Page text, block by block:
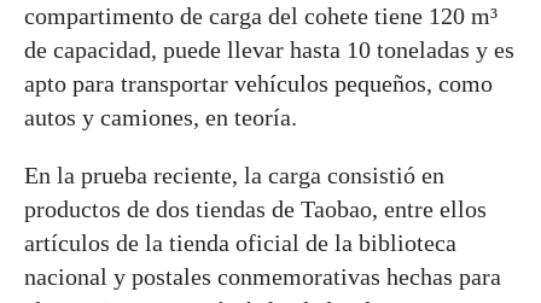
compartimento de carga del cohete tiene 120 m³
de capacidad, puede llevar hasta 10 toneladas y es
apto para transportar vehículos pequeños, como
autos y camiones, en teoría.
En la prueba reciente, la carga consistió en
productos de dos tiendas de Taobao, entre ellos
artículos de la tienda oficial de la biblioteca
nacional y postales conmemorativas hechas para